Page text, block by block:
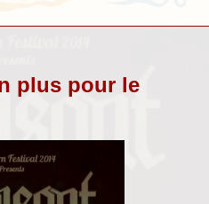
plus pour le